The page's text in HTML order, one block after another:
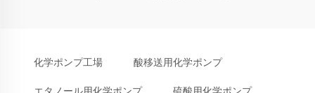
化学ポンプ工場 酸移送用化学ポンプ